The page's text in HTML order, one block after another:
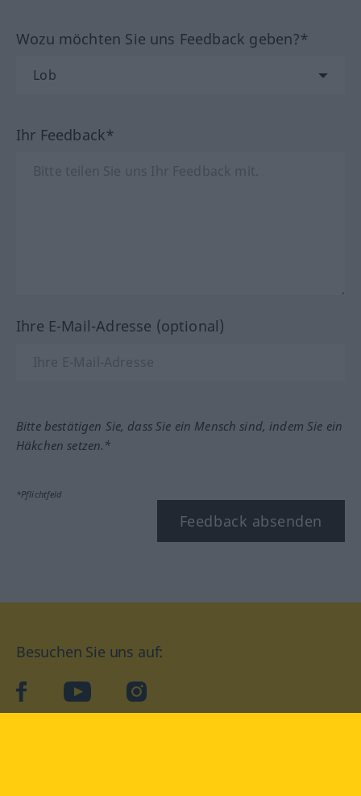
Wozu möchten Sie uns Feedback geben?*
Ihr Feedback*
Ihre E-Mail-Adresse (optional)
Bitte bestätigen Sie, dass Sie ein Mensch sind, indem Sie ein
Häkchen setzen.*
*Pflichtfeld
Feedback absenden
Besuchen Sie uns auf:
facebookYouTube Instagram